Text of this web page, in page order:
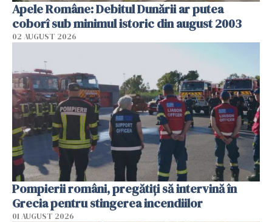
Apele Române: Debitul Dunării ar putea
coborî sub minimul istoric din august 2003
02 AUGUST 2026
Pompierii români, pregătiţi să intervină în
Grecia pentru stingerea incendiilor
01 AUGUST 2026